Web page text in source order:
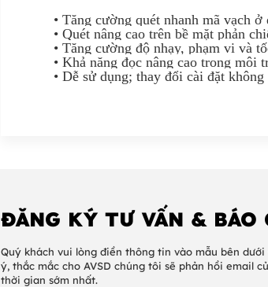
• Tăng cường quét nhanh mã vạch
• Quét nâng cao trên bề mặt phản
• Tăng cường độ nhạy, phạm vi và
• Khả năng đọc nâng cao trong môi
• Dễ sử dụng; thay đổi cài đặt
ĐĂNG KÝ TƯ VẤN & BÁO
Quý khách vui lòng điền thông tin vào mẫu bên
ý, thắc mắc cho AVSD chúng tôi sẽ phản hồi email
thời gian sớm nhất.